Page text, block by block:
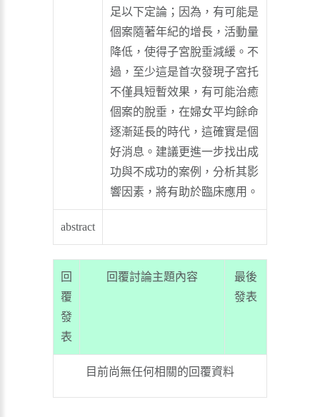
足以下定論；因為，有可能是
個案隨著年紀的增長，活動量
降低，使得子宮脫垂減緩。不
過，至少這是首次發現子宮托
不僅具短暫效果，有可能治癒
個案的脫垂，在婦女平均餘命
逐漸延長的時代，這確實是個
好消息。建議更進一步找出成
功與不成功的案例，分析其影
響因素，將有助於臨床應用。
abstract
回
覆
發
表
回覆討論主題內容
最後
發表
目前尚無任何相關的回覆資料